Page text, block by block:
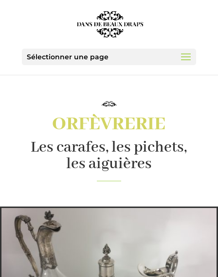
Sélectionner une page
ORFÈVRERIE
Les carafes, les pichets,
les aiguières